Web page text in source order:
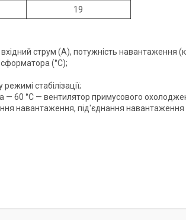
19
струм (А), потужність навантаження
(°C);
стабілізації;
— 60 °C — вентилятор примусового
навантаження, під'єднання навантаження